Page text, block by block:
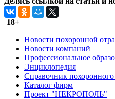
18+
Новости похоронной
Новости компаний
Профессиональное
Энциклопедия
Справочник похоронного
Каталог фирм
Проект "НЕКРОПОЛЬ"